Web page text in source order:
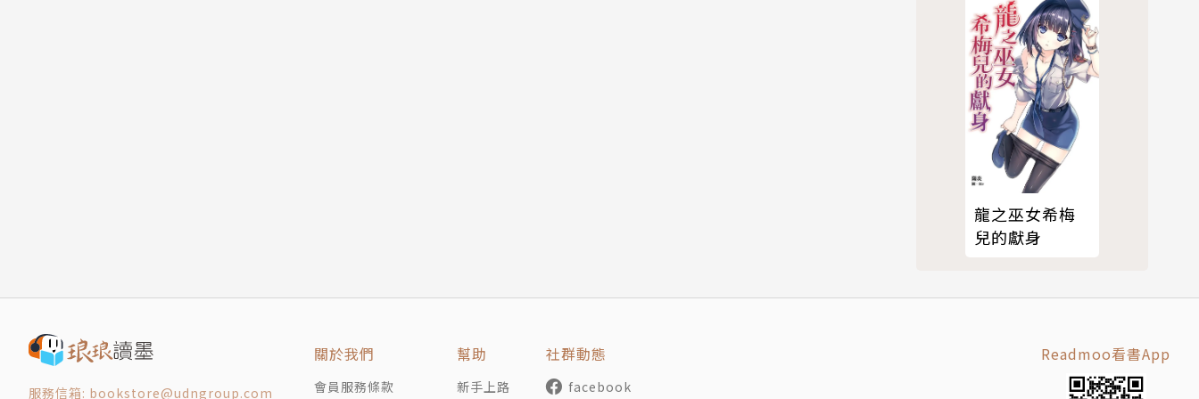
龍之巫女希梅
兒的獻身
服務信箱: bookstore@udngroup.com
關於我們
會員服務條款
幫助
新手上路
社群動態
facebook
Readmoo看書App